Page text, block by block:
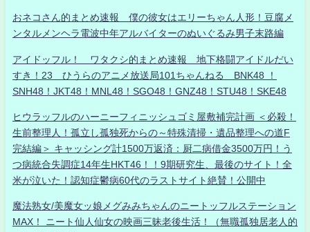
おネコさん的まとめ速報 僕の彼女はエリーちゃん人形！豆腐メ
ンタルメンヘラ電波中年アルバイターのぬいぐるみ男子末路編
アイドッフル！ ワタクシ的まとめ速報 地下格闘アイドルだい
すき！23 ひうらのアニメ放送局101ちゃんねる BNK48 ！
SNH48！JKT48！MNL48！SGO48！GNZ48！STU48！SKE48
ヒウラッフルのハーニーフィニッシュゴミ屋敷補完計画 ＜必殺！
生前整理人！孤立し孤独死からの～特殊清掃・遺品整理への道F
完結編＞ キャッシング計1500万返済：厨二病借金3500万円！う
つ病統合失調症14年生HKT46！！9期研究生、最後のサイト！全
米が泣いた！認知症鬱病60代のラストサイト絶賛！公開中
魔法熟女/美魔女ッ娘メグみみちゃんのニートッフルステーション
MAX！ ニート仙人仙女の映画三昧老後生活！（無職孤独居老人的